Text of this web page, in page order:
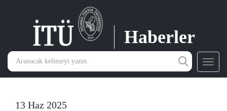
Haberler
13 Haz 2025